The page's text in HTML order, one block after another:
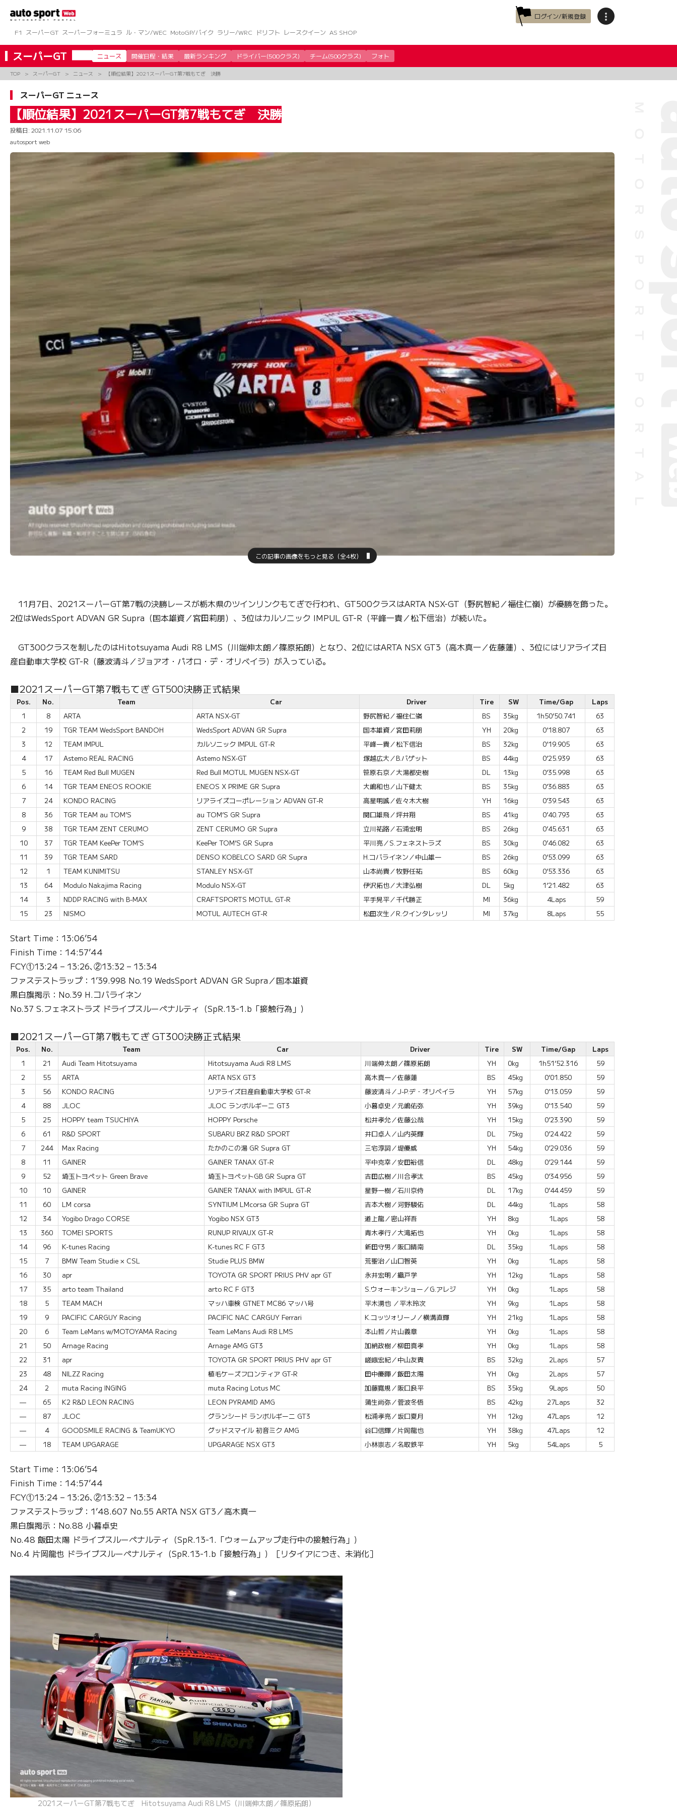
ツ
へ
ス
キ
ッ
ログイン/新規登録
F1
スーパーGT スーパーフォーミュラ ル・マン/WEC MotoGP/バイク ラリー/WRC ドリフト レースクイーン AS SHOP
スーパーGT ニュース 開催日程・結果 最新ランキング ドライバー(500クラス) チーム(500クラス) フォト
TOP スーパーGT ニュース 【順位結果】2021スーパーGT第7戦もてぎ 決勝
スーパーGT ニュース
【順位結果】2021スーパーGT第7戦もてぎ 決勝
投稿日: 2021.11.07 15:06
autosport web
この記事の画像をもっと見る（全4枚）
11月7日、2021スーパーGT第7戦の決勝レースが栃木県のツインリンクもてぎで行われ、GT500クラスはARTA NSX-GT（野尻智紀／福住仁嶺）が優勝を飾った。
2位はWedsSport ADVAN GR Supra（国本雄資／宮田莉朋）、3位はカルソニック IMPUL GT-R（平峰一貴／松下信治）が続いた。
GT300クラスを制したのはHitotsuyama Audi R8 LMS（川端伸太朗／篠原拓朗）となり、2位にはARTA NSX GT3（高木真一／佐藤蓮）、3位にはリアライズ日
産自動車大学校 GT-R（藤波清斗／ジョアオ・パオロ・デ・オリベイラ）が入っている。
■2021スーパーGT第7戦もてぎ GT500決勝正式結果
Pos. No. Team Car Driver Tire SW Time/Gap
Laps
1
8 ARTA ARTA NSX-GT 野尻智紀／福住仁嶺 BS 35kg 1h50’50.741
63
2
19 TGR TEAM WedsSport BANDOH WedsSport ADVAN GR Supra 国本雄資／宮田莉朋 YH 20kg 0’18.807
63
3
12 TEAM IMPUL カルソニック IMPUL GT-R 平峰一貴／松下信治 BS 32kg 0’19.905
63
4
17 Astemo REAL RACING Astemo NSX-GT 塚越広大／B.バゲット BS 44kg 0’25.939
63
5
16 TEAM Red Bull MUGEN Red Bull MOTUL MUGEN NSX-GT 笹原右京／大湯都史樹 DL 13kg 0’35.998
63
6
14 TGR TEAM ENEOS ROOKIE ENEOS X PRIME GR Supra 大嶋和也／山下健太 BS 35kg 0’36.883
63
7
24 KONDO RACING リアライズコーポレーション ADVAN GT-R 高星明誠／佐々木大樹 YH 16kg 0’39.543
63
8
36 TGR TEAM au TOM’S au TOM’S GR Supra 関口雄飛／坪井翔 BS 41kg 0’40.793
63
9
38 TGR TEAM ZENT CERUMO ZENT CERUMO GR Supra 立川祐路／石浦宏明 BS 26kg 0’45.631
63
10
37 TGR TEAM KeePer TOM’S KeePer TOM’S GR Supra 平川亮／S.フェネストラズ BS 30kg 0’46.082
63
11
39 TGR TEAM SARD DENSO KOBELCO SARD GR Supra H.コバライネン／中山雄一 BS 26kg 0’53.099
63
12
1 TEAM KUNIMITSU STANLEY NSX-GT 山本尚貴／牧野任祐 BS 60kg 0’53.336
63
13
64 Modulo Nakajima Racing Modulo NSX-GT 伊沢拓也／大津弘樹 DL 5kg 1’21.482
63
14
3 NDDP RACING with B-MAX CRAFTSPORTS MOTUL GT-R 平手晃平／千代勝正 MI 36kg 4Laps
59
15
23 NISMO MOTUL AUTECH GT-R 松田次生／R.クインタレッリ MI 37kg 8Laps 55
Start Time：13:06’54
Finish Time：14:57’44
FCY①13:24 – 13:26､②13:32 – 13:34
ファステストラップ：1’39.998 No.19 WedsSport ADVAN GR Supra／国本雄資
黒白旗掲示：No.39 H.コバライネン
No.37 S.フェネストラズ ドライブスルーペナルティ（SpR.13-1.b「接触行為」）
■2021スーパーGT第7戦もてぎ GT300決勝正式結果
Pos. No. Team Car Driver Tire SW Time/Gap
Laps
1
21 Audi Team Hitotsuyama Hitotsuyama Audi R8 LMS 川端伸太朗／篠原拓朗 YH 0kg 1h51’52.316
59
2
55 ARTA ARTA NSX GT3 高木真一／佐藤蓮 BS 45kg 0’01.850
59
3
56 KONDO RACING リアライズ日産自動車大学校 GT-R 藤波清斗／J-P.デ・オリベイラ YH 57kg 0’13.059
59
4
88 JLOC JLOC ランボルギーニ GT3 小暮卓史／元嶋佑弥 YH 39kg 0’13.540
59
5
25 HOPPY team TSUCHIYA HOPPY Porsche 松井孝允／佐藤公哉 YH 15kg 0’23.390
59
6
61 R&D SPORT SUBARU BRZ R&D SPORT 井口卓人／山内英輝 DL 75kg 0’24.422
59
7
244 Max Racing たかのこの湯 GR Supra GT 三宅淳詞／堤優威 YH 54kg 0’29.036
59
8
11 GAINER GAINER TANAX GT-R 平中克幸／安田裕信 DL 48kg 0’29.144
59
9
52 埼玉トヨペット Green Brave 埼玉トヨペットGB GR Supra GT 吉田広樹／川合孝汰 BS 45kg 0’34.956
59
10
10 GAINER GAINER TANAX with IMPUL GT-R 星野一樹／石川京侍 DL 17kg 0’44.459
59
11
60 LM corsa SYNTIUM LMcorsa GR Supra GT 吉本大樹／河野駿佑 DL 44kg 1Laps
58
12
34 Yogibo Drago CORSE Yogibo NSX GT3 道上龍／密山祥吾 YH 8kg 1Laps
58
13
360 TOMEI SPORTS RUNUP RIVAUX GT-R 青木孝行／大滝拓也 YH 0kg 1Laps
58
14
96 K-tunes Racing K-tunes RC F GT3 新田守男／阪口晴南 DL 35kg 1Laps
58
15
7 BMW Team Studie × CSL Studie PLUS BMW 荒聖治／山口智英 YH 0kg 1Laps
58
16
30 apr TOYOTA GR SPORT PRIUS PHV apr GT 永井宏明／織戸学 YH 12kg 1Laps
58
17
35 arto team Thailand arto RC F GT3 S.ウォーキンショー／G.アレジ YH 0kg 1Laps
58
18
5 TEAM MACH マッハ車検 GTNET MC86 マッハ号 平木湧也 ／平木玲次 YH 9kg 1Laps
58
19
9 PACIFIC CARGUY Racing PACIFIC NAC CARGUY Ferrari K.コッツォリーノ／横溝直輝 YH 21kg 1Laps
58
20
6 Team LeMans w/MOTOYAMA Racing Team LeMans Audi R8 LMS 本山哲／片山義章 YH 0kg 1Laps
58
21
50 Arnage Racing Arnage AMG GT3 加納政樹／柳田真孝 YH 0kg 1Laps
58
22
31 apr TOYOTA GR SPORT PRIUS PHV apr GT 嵯峨宏紀／中山友貴 BS 32kg 2Laps
57
23
48 NILZZ Racing 植毛ケーズフロンティア GT-R 田中優暉／飯田太陽 YH 0kg 2Laps
57
24
2 muta Racing INGING muta Racing Lotus MC 加藤寛規／阪口良平 BS 35kg 9Laps
50
—
65 K2 R&D LEON RACING LEON PYRAMID AMG 蒲生尚弥／菅波冬悟 BS 42kg 27Laps
32
—
87 JLOC グランシード ランボルギーニ GT3 松浦孝亮／坂口夏月 YH 12kg 47Laps
12
—
4 GOODSMILE RACING & TeamUKYO グッドスマイル 初音ミク AMG 谷口信輝／片岡龍也 YH 38kg 47Laps
12
—
18 TEAM UPGARAGE UPGARAGE NSX GT3 小林崇志／名取鉄平 YH 5kg 54Laps 5
Start Time：13:06’54
Finish Time：14:57’44
FCY①13:24 – 13:26､②13:32 – 13:34
ファステストラップ：1’48.607 No.55 ARTA NSX GT3／高木真一
黒白旗掲示：No.88 小暮卓史
No.48 飯田太陽 ドライブスルーペナルティ（SpR.13-1.「ウォームアップ走行中の接触行為」）
No.4 片岡龍也 ドライブスルーペナルティ（SpR.13-1.b「接触行為」）［リタイアにつき、未消化］
2021スーパーGT第7戦もてぎ Hitotsuyama Audi R8 LMS（川端伸太朗／篠原拓朗）